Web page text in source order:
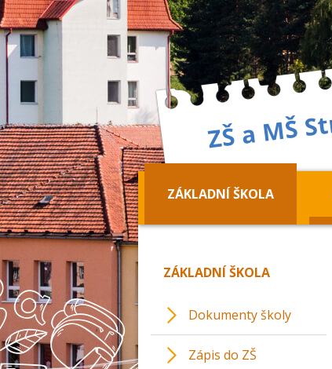
ZÁKLADNÍ ŠKOLA
ZÁKLADNÍ ŠKOLA
Dokumenty školy
Zápis do ZŠ